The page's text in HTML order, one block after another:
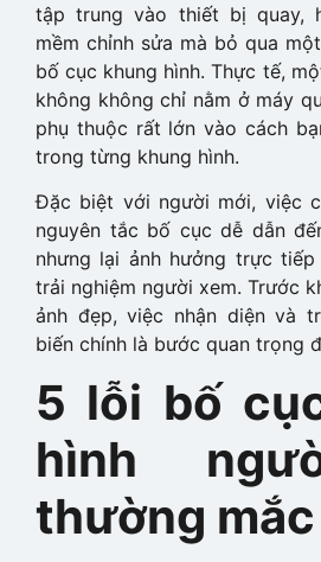
tập trung vào thiết bị quay,
mềm chỉnh sửa mà bỏ qua
bố cục khung hình. Thực tế,
không không chỉ nằm ở máy
phụ thuộc rất lớn vào cách
trong từng khung hình.
Đặc biệt với người mới, việc
nguyên tắc bố cục dễ dẫn
nhưng lại ảnh hưởng trực
trải nghiệm người xem. Trước
ảnh đẹp, việc nhận diện và
biến chính là bước quan trọng
5 lỗi bố
hình
thường